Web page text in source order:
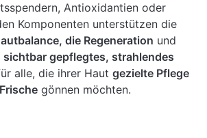
Antioxidantien oder
Komponenten unterstützen die
die Regeneration und
sichtbar gepflegtes, strahlendes
alle, die ihrer Haut gezielte Pflege
gönnen möchten.